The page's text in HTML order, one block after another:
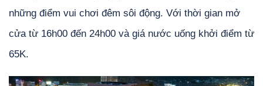
những điểm vui chơi đêm sôi động. Với thời gian mở
cửa từ 16h00 đến 24h00 và giá nước uống khởi điểm từ
65K.